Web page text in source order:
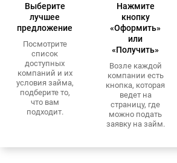
Выберите
лучшее
предложение
Посмотрите
список
доступных
компаний и их
условия займа,
подберите то,
что вам
подходит.
Нажмите
кнопку
«Оформить»
или
«Получить»
Возле каждой
компании есть
кнопка, которая
ведет на
страницу, где
можно подать
заявку на займ.